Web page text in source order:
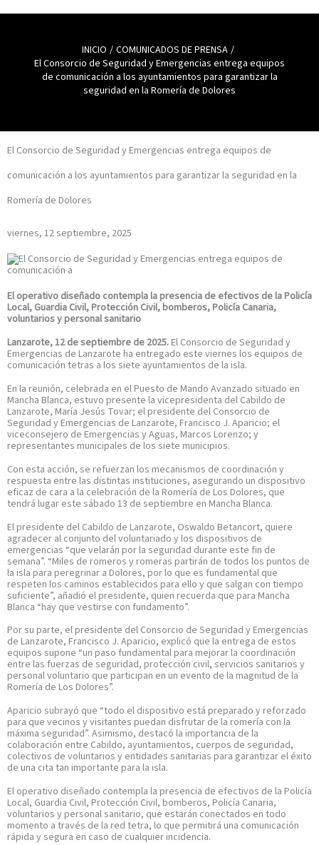
INICIO
COMUNICADOS DE PRENSA
El Consorcio de Seguridad y Emergencias entrega equipos
de comunicación a los ayuntamientos para garantizar la
seguridad en la Romería de Dolores
El Consorcio de Seguridad y Emergencias entrega equipos de
comunicación a los ayuntamientos para garantizar la seguridad en la
Romería de Dolores
viernes, 12 septiembre, 2025
El operativo diseñado contempla la presencia de efectivos de la Policía
Local, Guardia Civil, Protección Civil, bomberos, Policía Canaria,
voluntarios y personal sanitario
Lanzarote, 12 de septiembre de 2025.El Consorcio de Seguridad y
Emergencias de Lanzarote ha entregado este viernes los equipos de
comunicación tetras a los siete ayuntamientos de la isla.
En la reunión, celebrada en el Puesto de Mando Avanzado situado en
Mancha Blanca, estuvo presente la vicepresidenta del Cabildo de
Lanzarote, María Jesús Tovar; el presidente del Consorcio de
Seguridad y Emergencias de Lanzarote, Francisco J. Aparicio; el
viceconsejero de Emergencias y Aguas, Marcos Lorenzo; y
representantes municipales de los siete municipios.
Con esta acción, se refuerzan los mecanismos de coordinación y
respuesta entre las distintas instituciones, asegurando un dispositivo
eficaz de cara a la celebración de la Romería de Los Dolores, que
tendrá lugar este sábado 13 de septiembre en Mancha Blanca.
El presidente del Cabildo de Lanzarote, Oswaldo Betancort, quiere
agradecer al conjunto del voluntariado y los dispositivos de
emergencias “que velarán por la seguridad durante este fin de
semana”. “Miles de romeros y romeras partirán de todos los puntos de
la isla para peregrinar a Dolores, por lo que es fundamental que
respeten los caminos establecidos para ello y que salgan con tiempo
suficiente”, añadió el presidente, quien recuerda que para Mancha
Blanca “hay que vestirse con fundamento”.
Por su parte, el presidente del Consorcio de Seguridad y Emergencias
de Lanzarote, Francisco J. Aparicio, explicó que la entrega de estos
equipos supone “un paso fundamental para mejorar la coordinación
entre las fuerzas de seguridad, protección civil, servicios sanitarios y
personal voluntario que participan en un evento de la magnitud de la
Romería de Los Dolores”.
Aparicio subrayó que “todo el dispositivo está preparado y reforzado
para que vecinos y visitantes puedan disfrutar de la romería con la
máxima seguridad”. Asimismo, destacó la importancia de la
colaboración entre Cabildo, ayuntamientos, cuerpos de seguridad,
colectivos de voluntarios y entidades sanitarias para garantizar el éxito
de una cita tan importante para la isla.
El operativo diseñado contempla la presencia de efectivos de la Policía
Local, Guardia Civil, Protección Civil, bomberos, Policía Canaria,
voluntarios y personal sanitario, que estarán conectados en todo
momento a través de la red tetra, lo que permitirá una comunicación
rápida y segura en caso de cualquier incidencia.